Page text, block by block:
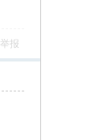
举报